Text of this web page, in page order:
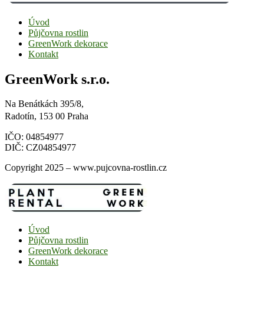
Úvod
Půjčovna rostlin
GreenWork dekorace
Kontakt
GreenWork s.r.o.
Na Benátkách 395/8,
Radotín, 153 00 Praha
IČO: 04854977
DIČ: CZ04854977
Copyright 2025 – www.pujcovna-rostlin.cz
Úvod
Půjčovna rostlin
GreenWork dekorace
Kontakt